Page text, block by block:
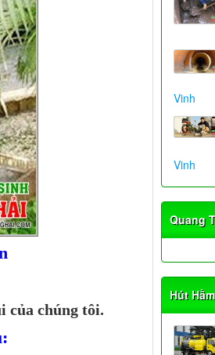
của chúng tôi.
Vinh
Vinh
Quang
Hút